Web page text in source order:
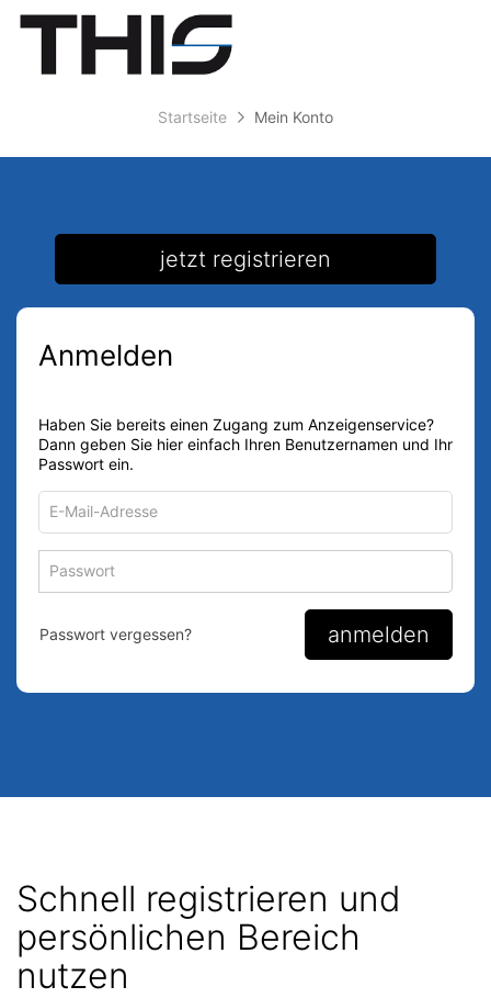
Accessibility
Inhalt
mobilem
Startseite Mein Konto
jetzt registrieren
Anmelden
Haben Sie bereits einen Zugang zum Anzeigenservice?
Dann geben Sie hier einfach Ihren Benutzernamen und Ihr
Passwort ein.
Adresse
zum
Anmelden
anmelden
Passwort vergessen?
Schnell registrieren und
persönlichen Bereich
nutzen